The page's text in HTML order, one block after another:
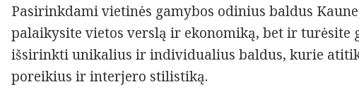
Pasirinkdami vietinės gamybos odinius baldus
palaikysite vietos verslą ir ekonomiką, bet ir turėsite
išsirinkti unikalius ir individualius baldus, kurie
poreikius ir interjero stilistiką.